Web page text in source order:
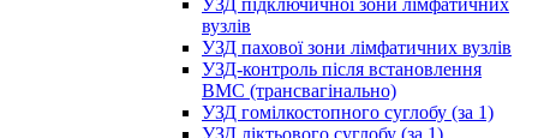
УЗД підключичної зони лімфатичних
вузлів
УЗД пахової зони лімфатичних вузлів
УЗД-контроль після встановлення
ВМС (трансвагінально)
УЗД гомілкостопного суглобу (за 1)
УЗД ліктьового суглобу (за 1)